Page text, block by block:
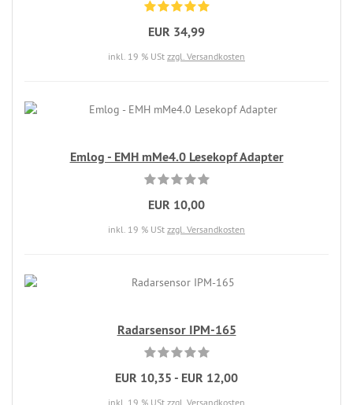
EUR 34,99
inkl. 19 % USt zzgl. Versandkosten
Emlog - EMH mMe4.0 Lesekopf Adapter
EUR 10,00
inkl. 19 % USt zzgl. Versandkosten
Radarsensor IPM-165
EUR 10,35 - EUR 12,00
inkl. 19 % USt zzgl. Versandkosten